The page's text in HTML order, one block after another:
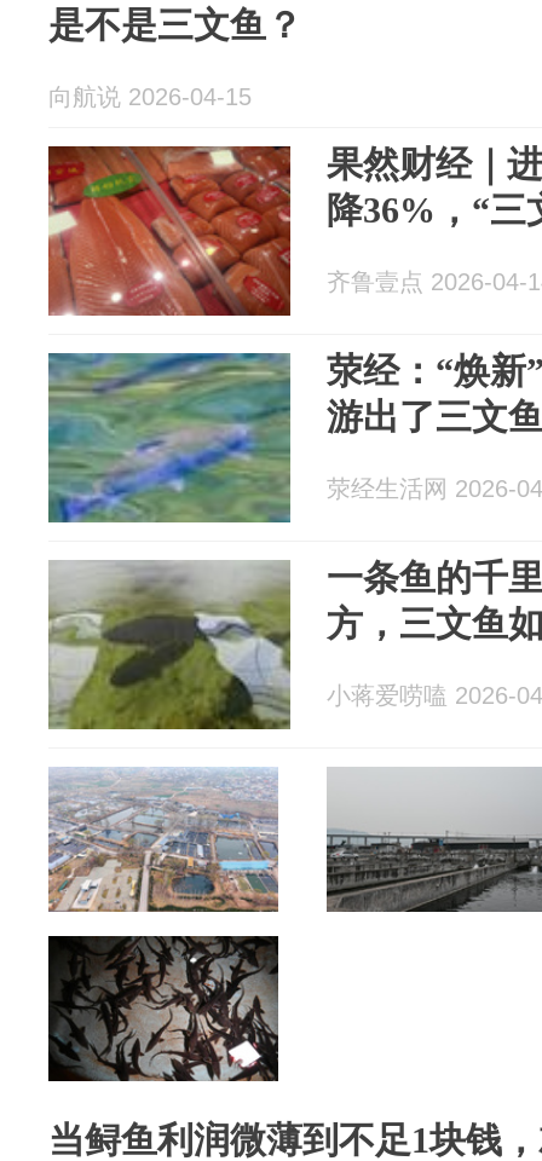
是不是三文鱼？
向航说 2026-04-15
果然财经｜
降36%，“三
齐鲁壹点 2026-04-
荥经：“焕新
游出了三文
荥经生活网 2026-
一条鱼的千
方，三文鱼
小蒋爱唠嗑 2026-
当鲟鱼利润微薄到不足1块钱